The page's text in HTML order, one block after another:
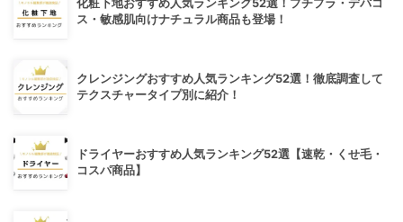
化粧下地おすすめ人気ランキング52選！プチプラ・デパコ
ス・敏感肌向けナチュラル商品も登場！
クレンジングおすすめ人気ランキング52選！徹底調査して
テクスチャータイプ別に紹介！
ドライヤーおすすめ人気ランキング52選【速乾・くせ毛・
コスパ商品】